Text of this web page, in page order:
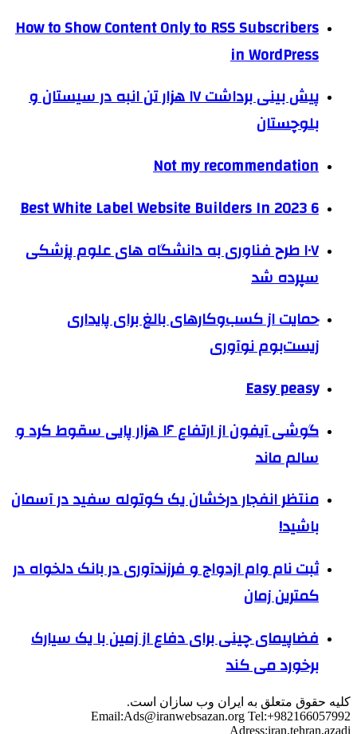
How to Show Content Only to RSS Subscribers
in WordPress
پیش بینی برداشت ۱۷ هزار تن انبه در سیستان و
بلوچستان
Not my recommendation
6 Best White Label Website Builders In 2023
۱۰۷ طرح فناوری به دانشگاه های علوم پزشکی
سپرده شد
حمایت از کسب‌وکارهای بالغ برای پایداری
زیست‌بوم نوآوری
Easy peasy
گوشی آیفون از ارتفاع ۱۶ هزار پایی سقوط کرد و
سالم ماند
منتظر انفجار درخشان یک کوتوله سفید در آسمان
باشید!
ثبت نام وام ازدواج و فرزندآوری در بانک دلخواه در
کمترین زمان
فضاپیمای چینی برای دفاع از زمین با یک سیارک
برخورد می کند
کلیه حقوق متعلق به ایران وب سازان است.
Email:Ads@iranwebsazan.org Tel:+982166057992
Adress:iran,tehran,azadi